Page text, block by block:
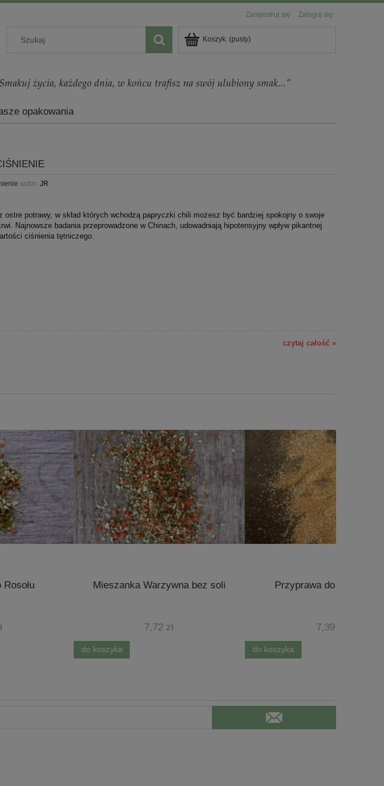
Zarejestruj się Zaloguj się
Koszyk: (pusty)
opakowania
autor: JR
ostre potrawy, w skład których wchodzą papryczki chili możesz być bardziej spokojny o swoje
Najnowsze badania przeprowadzone w Chinach, udowadniają hipotensyjny wpływ pikantnej
ciśnienia tętniczego.
czytaj całość »
Mieszanka Warzywna bez soli Przyprawa do Kawy /60g/